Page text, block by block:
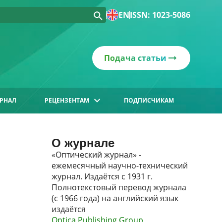
ENISSN: 1023-5086
Подача статьи
РЕЦЕНЗЕНТАМ ПОДПИСЧИКАМ
О журнале
«Оптический журнал» -
ежемесячный научно-технический
журнал. Издаётся с 1931 г.
Полнотекстовый перевод журнала
(с 1966 года) на английский язык
издаётся